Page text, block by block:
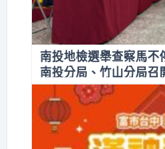
南投地檢選舉查察馬不
南投分局、竹山分局召
員選舉查察檢警分區座
選情